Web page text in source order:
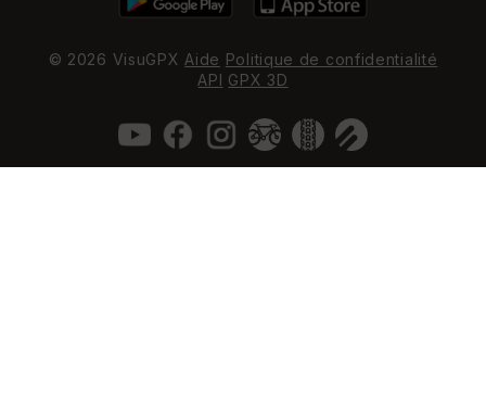
© 2026 VisuGPX Aide Politique de confidentialité
API GPX 3D